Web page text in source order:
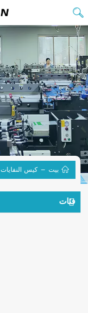
بيت كيس
فئات